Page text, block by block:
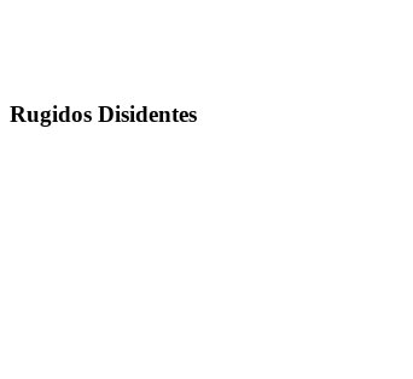
Rugidos Disidentes